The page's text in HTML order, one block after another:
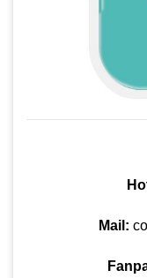
Mail: